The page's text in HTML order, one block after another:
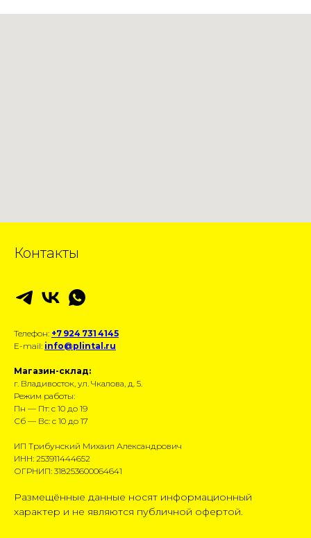
Контакты
Телефон: +7 924 731 4145
E-mail: info@plintal.ru
Магазин-склад:
г. Владивосток, ул. Чкалова, д. 5.
Режим работы:
Пн — Пт: с 10 до 19
Сб — Вс: с 10 до 17
ИП Трибунский Михаил Александрович
ИНН: 253911444652
ОГРНИП: 318253600064641
Размещённые данные носят информационный
характер и не являются публичной офертой.